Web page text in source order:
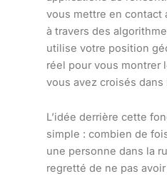
vous mettre en contact
à travers des
utilise votre position
réel pour vous montrer
vous avez croisés dans
L’idée derrière cette
simple : combien de
une personne dans la
regretté de ne pas